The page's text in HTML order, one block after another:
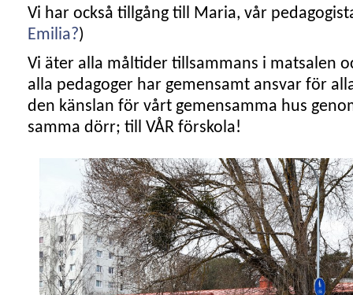
Vi har också tillgång till Maria, vår
Emilia?)
Vi äter alla måltider tillsammans i matsalen
alla pedagoger har gemensamt ansvar för
den känslan för vårt gemensamma hus
samma dörr; till VÅR förskola!